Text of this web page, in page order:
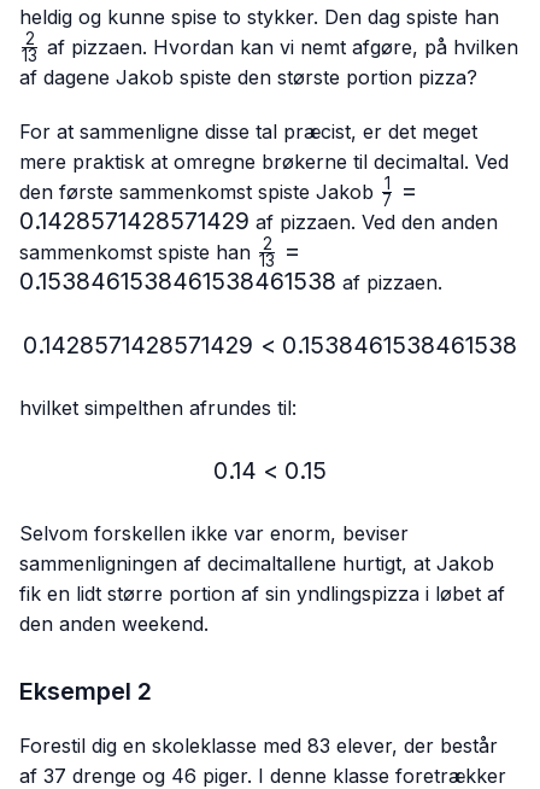
heldig og kunne spise to stykker. Den dag spiste han
{13}
13
2
af pizzaen. Hvordan kan vi nemt afgøre, på hvilken
af dagene Jakob spiste den største portion pizza?
For at sammenligne disse tal præcist, er det meget
mere praktisk at omregne brøkerne til decimaltal. Ved
den første sammenkomst spiste Jakob \frac{1}
7
1
=
0.1428571428571429 af pizzaen. Ved den anden
sammenkomst spiste han \frac{2}
13
2
=
0.1538461538461538461538 af pizzaen.
0.1428571428571429 <
0.1428571428571429 < 0.1538461538461538
hvilket simpelthen afrundes til:
0.14 < 0.15
0.14 < 0.15
Selvom forskellen ikke var enorm, beviser
sammenligningen af decimaltallene hurtigt, at Jakob
fik en lidt større portion af sin yndlingspizza i løbet af
den anden weekend.
Eksempel 2
Forestil dig en skoleklasse med 83 elever, der består
af 37 drenge og 46 piger. I denne klasse foretrækker